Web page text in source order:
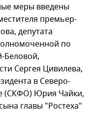
меры введены
премьер-
депутата
по
Беловой,
Сергея Цивилева,
в Северо-
(СКФО) Юрия Чайки,
главы "Ростеха"